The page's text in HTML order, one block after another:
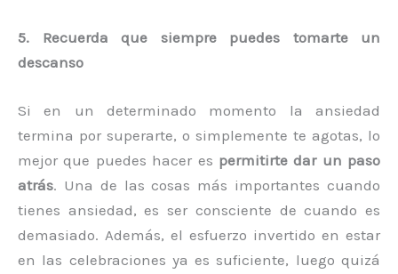
5. Recuerda que siempre puedes tomarte un
descanso
Si en un determinado momento la ansiedad
termina por superarte, o simplemente te agotas, lo
mejor que puedes hacer es permitirte dar un paso
atrás. Una de las cosas más importantes cuando
tienes ansiedad, es ser consciente de cuando es
demasiado. Además, el esfuerzo invertido en estar
en las celebraciones ya es suficiente, luego quizá